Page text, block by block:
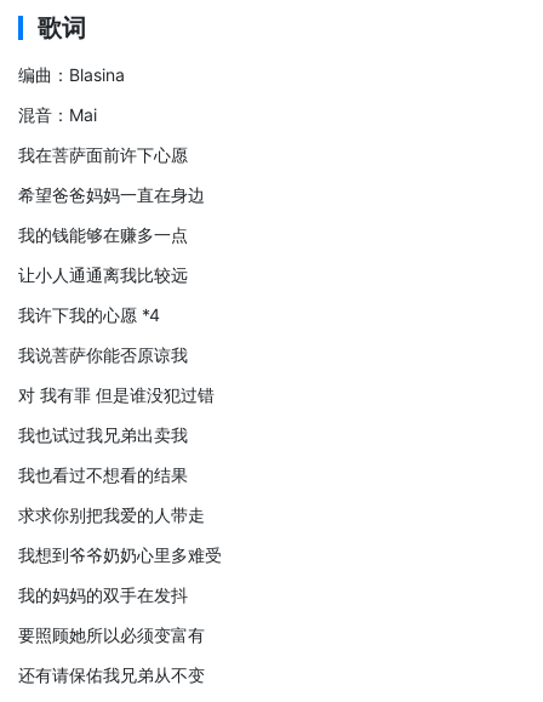
歌词
编曲：Blasina
混音：Mai
我在菩萨面前许下心愿
希望爸爸妈妈一直在身边
我的钱能够在赚多一点
让小人通通离我比较远
我许下我的心愿 *4
我说菩萨你能否原谅我
对 我有罪 但是谁没犯过错
我也试过我兄弟出卖我
我也看过不想看的结果
求求你别把我爱的人带走
我想到爷爷奶奶心里多难受
我的妈妈的双手在发抖
要照顾她所以必须变富有
还有请保佑我兄弟从不变